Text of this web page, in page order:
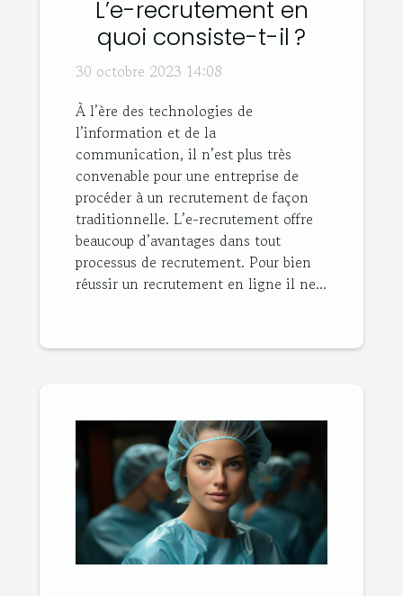
L’e-recrutement en
quoi consiste-t-il ?
30 octobre 2023 14:08
À l’ère des technologies de
l’information et de la
communication, il n’est plus très
convenable pour une entreprise de
procéder à un recrutement de façon
traditionnelle. L’e-recrutement offre
beaucoup d’avantages dans tout
processus de recrutement. Pour bien
réussir un recrutement en ligne il ne...